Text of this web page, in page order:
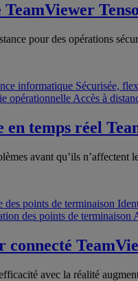
TeamViewer
pour des opérations
informatique Sécurisée,
opérationnelle Accès à
en temps réel
avant qu’ils n’affectent
des points de terminaison
des points de terminaison
connecté
avec la réalité